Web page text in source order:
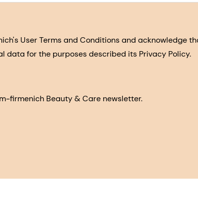
User Terms and Conditions and acknowledge
data for the purposes described its Privacy Policy.
firmenich Beauty & Care newsletter.